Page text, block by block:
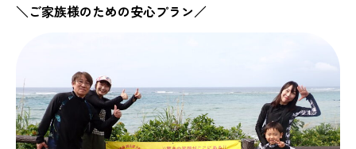
＼ご家族様のための安心プラン／